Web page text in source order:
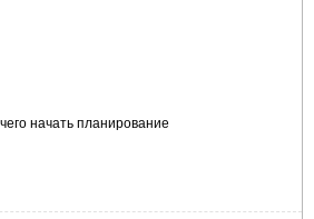
начать планирование